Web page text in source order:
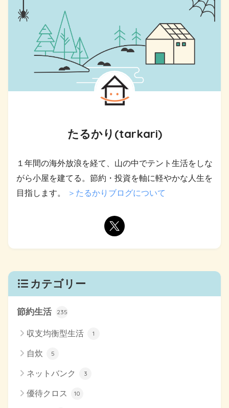
たるかり(tarkari)
１年間の海外放浪を経て、山の中でテント生活をしな
がら小屋を建てる。節約・投資を軸に軽やかな人生を
目指します。
＞たるかりブログについて
カテゴリー
節約生活 235
収支均衡型生活 1
自炊 5
ネットバンク 3
優待クロス 10